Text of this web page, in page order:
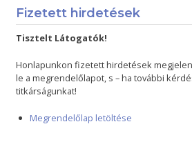
Fizetett hirdetések
Tisztelt Látogatók!
Honlapunkon fizetett hirdetések
le a megrendelőlapot, s – ha további
titkárságunkat!
Megrendelőlap letöltése